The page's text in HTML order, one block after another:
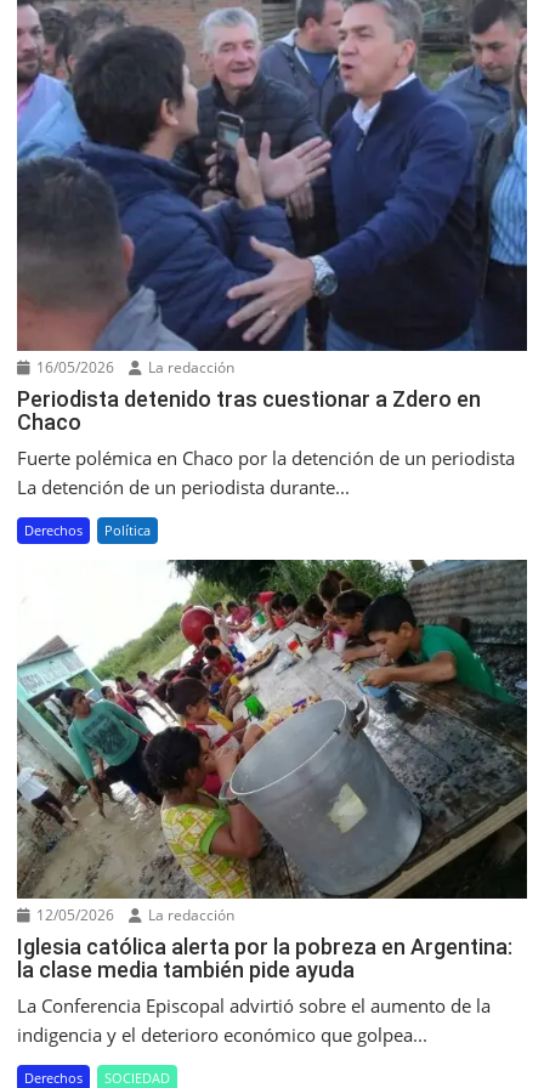
16/05/2026 La redacción
Periodista detenido tras cuestionar a Zdero en
Chaco
Fuerte polémica en Chaco por la detención de un periodista
La detención de un periodista durante...
Derechos Política
12/05/2026 La redacción
Iglesia católica alerta por la pobreza en Argentina:
la clase media también pide ayuda
La Conferencia Episcopal advirtió sobre el aumento de la
indigencia y el deterioro económico que golpea...
Derechos SOCIEDAD